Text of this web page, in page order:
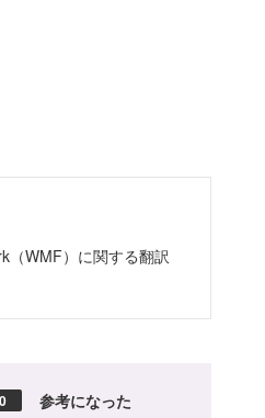
WMF）に関する翻訳
0 参考になった